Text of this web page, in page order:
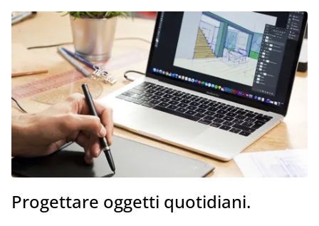
Progettare oggetti quotidiani.